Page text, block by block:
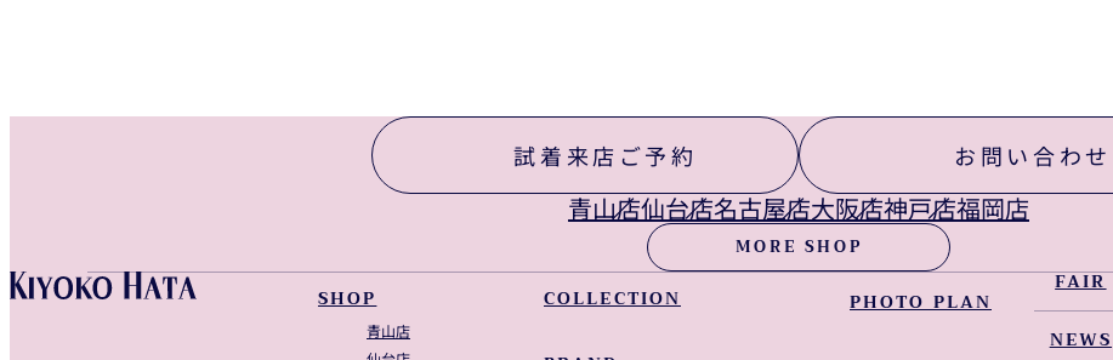
試着来店ご予約 お問い合わせ
青山店仙台店名古屋店大阪店神戸店福岡店
MORE SHOP
FAIR
NEWS
SHOP
青山店
COLLECTION PHOTO PLAN
Instagram
Facebook
Tiktok
Youtube